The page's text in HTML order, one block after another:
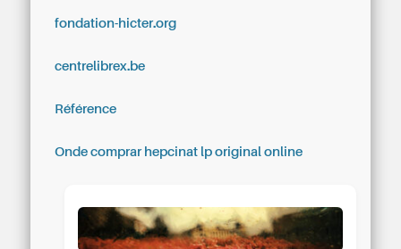
fondation-hicter.org
centrelibrex.be
Référence
Onde comprar hepcinat lp original online